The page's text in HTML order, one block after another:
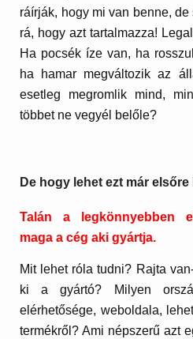
ráírják, hogy mi van benne,
rá, hogy azt tartalmazza!
Ha pocsék íze van, ha
ha hamar megváltozik az
esetleg megromlik mind,
többet ne vegyél belőle?
De hogy lehet ezt már
Talán a legkönnyebben
maga a cég aki gyártja.
Mit lehet róla tudni? Rajta
ki a gyártó? Milyen
elérhetősége, weboldala,
termékről? Ami népszerű azt